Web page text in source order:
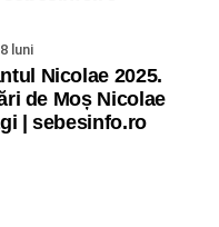
luni
Nicolae 2025.
de Moș Nicolae
| sebesinfo.ro